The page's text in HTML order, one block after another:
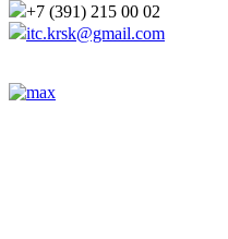
+7 (391) 215 00 02
itc.krsk@gmail.com